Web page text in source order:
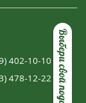
Выбери свой подарок
402-10-10
478-12-22